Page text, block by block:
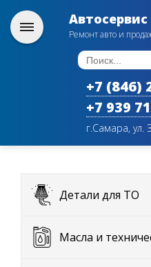
Ремонт авто и
+7 (846)
+7 939
г.Самара, ул.
Детали для ТО
Масла и